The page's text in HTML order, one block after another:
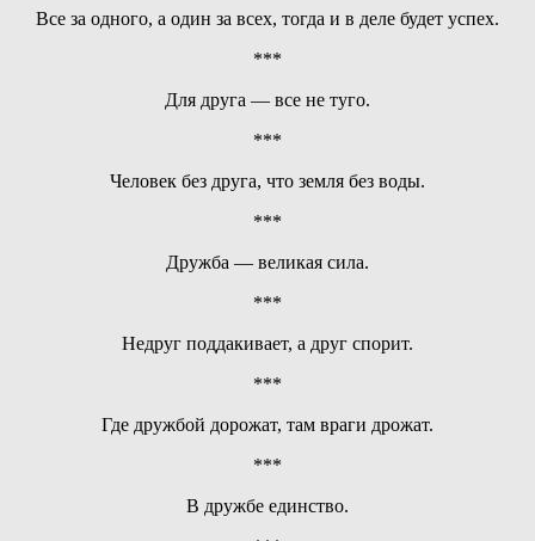
Все за одного, а один за всех, тогда и в деле будет успех.
***
Для друга — все не туго.
***
Человек без друга, что земля без воды.
***
Дружба — великая сила.
***
Недруг поддакивает, а друг спорит.
***
Где дружбой дорожат, там враги дрожат.
***
В дружбе единство.